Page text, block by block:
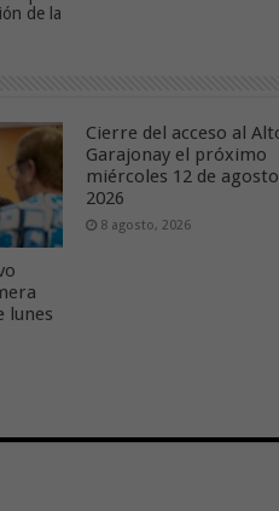
de la
lunes
Cierre del acceso al
Garajonay el próximo
miércoles 12 de agosto
2026
8 agosto, 2026